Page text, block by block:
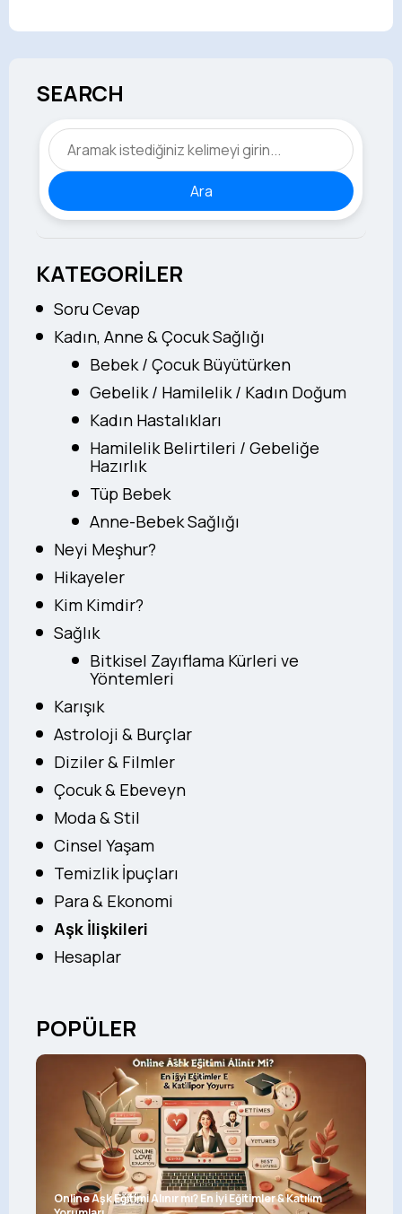
SEARCH
Ara
KATEGORİLER
Soru Cevap
Kadın, Anne & Çocuk Sağlığı
Bebek / Çocuk Büyütürken
Gebelik / Hamilelik / Kadın Doğum
Kadın Hastalıkları
Hamilelik Belirtileri / Gebeliğe
Hazırlık
Tüp Bebek
Anne-Bebek Sağlığı
Neyi Meşhur?
Hikayeler
Kim Kimdir?
Sağlık
Bitkisel Zayıflama Kürleri ve
Yöntemleri
Karışık
Astroloji & Burçlar
Diziler & Filmler
Çocuk & Ebeveyn
Moda & Stil
Cinsel Yaşam
Temizlik İpuçları
Para & Ekonomi
Aşk İlişkileri
Hesaplar
POPÜLER
Online Aşk Eğitimi Alınır mı? En İyi Eğitimler & Katılım